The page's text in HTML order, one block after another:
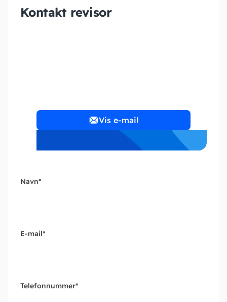
Kontakt revisor
Vis e-mail
Navn*
E-mail*
Telefonnummer*